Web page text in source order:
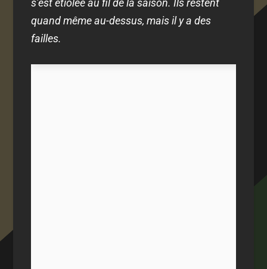
quand même au-dessus, mais il y a des
failles.